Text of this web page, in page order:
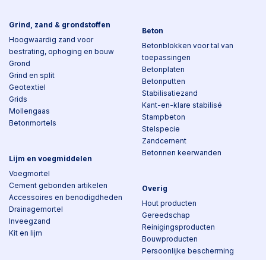
Grind, zand & grondstoffen
Hoogwaardig zand voor
bestrating, ophoging en bouw
Grond
Grind en split
Geotextiel
Grids
Mollengaas
Betonmortels
Lijm en voegmiddelen
Voegmortel
Cement gebonden artikelen
Accessoires en benodigdheden
Drainagemortel
Inveegzand
Kit en lijm
Beton
Betonblokken voor tal van
toepassingen
Betonplaten
Betonputten
Stabilisatiezand
Kant-en-klare stabilisé
Stampbeton
Stelspecie
Zandcement
Betonnen keerwanden
Overig
Hout producten
Gereedschap
Reinigingsproducten
Bouwproducten
Persoonlijke bescherming